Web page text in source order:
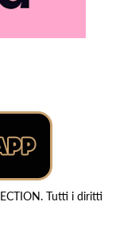
Tutti i diritti